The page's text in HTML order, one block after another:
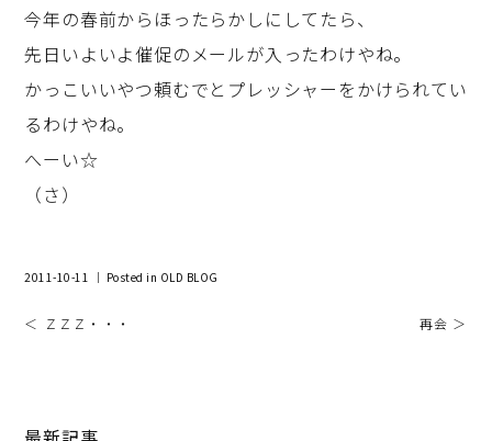
今年の春前からほったらかしにしてたら、
先日いよいよ催促のメールが入ったわけやね。
かっこいいやつ頼むでとプレッシャーをかけられてい
るわけやね。
へーい☆
（さ）
2011-10-11 ｜ Posted in OLD BLOG
＜ ＺＺＺ・・・ 再会 ＞